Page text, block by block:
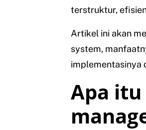
terstruktur,
Artikel ini akan
system,
implementasinya
Apa